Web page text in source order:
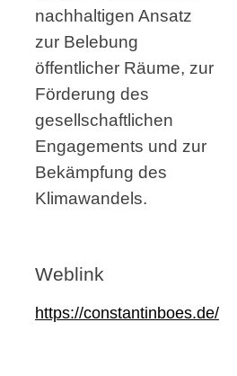
nachhaltigen Ansatz
zur Belebung
öffentlicher Räume, zur
Förderung des
gesellschaftlichen
Engagements und zur
Bekämpfung des
Klimawandels.
Weblink
https://constantinboes.de/